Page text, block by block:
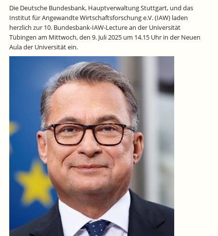
CHALLENGES
REMAIN
Die Deutsche Bundesbank, Hauptverwaltung Stuttgart, und das
Institut für Angewandte Wirtschaftsforschung e.V. (IAW) laden
herzlich zur 10. Bundesbank-IAW-Lecture an der Universität
Tübingen am Mittwoch, den 9. Juli 2025 um 14.15 Uhr in der Neuen
Aula der Universität ein.